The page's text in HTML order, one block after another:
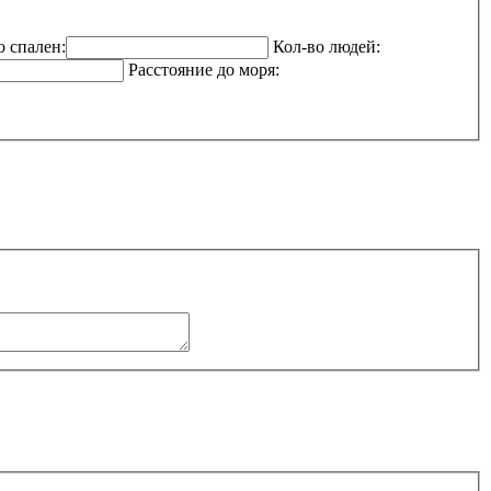
спален:
Кол-во людей:
Расстояние до моря: